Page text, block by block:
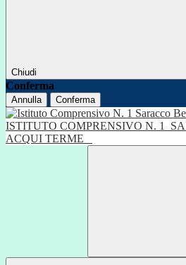
Chiudi
Conferma
Annulla Conferma
ISTITUTO COMPRENSIVO N. 1
ACQUI TERME